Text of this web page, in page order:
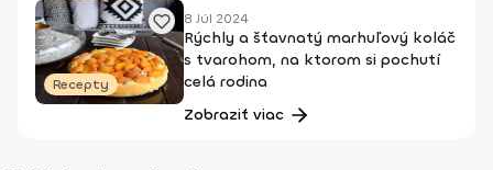
Recepty
8 Júl 2024
Rýchly a šťavnatý marhuľový koláč
s tvarohom, na ktorom si pochutí
celá rodina
Zobraziť viac